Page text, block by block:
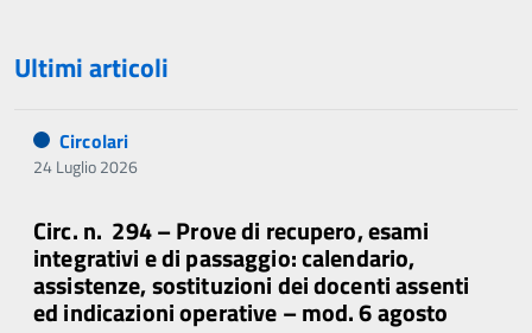
Ultimi articoli
Circolari
24 Luglio 2026
Circ. n. 294 – Prove di recupero, esami
integrativi e di passaggio: calendario,
assistenze, sostituzioni dei docenti assenti
ed indicazioni operative – mod. 6 agosto